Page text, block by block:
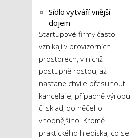
Sídlo vytváří vnější
dojem
Startupové firmy často
vznikají v provizorních
prostorech, v nichž
postupně rostou, až
nastane chvíle přesunout
kanceláře, případně výrobu
či sklad, do něčeho
vhodnějšího. Kromě
praktického hlediska, co se